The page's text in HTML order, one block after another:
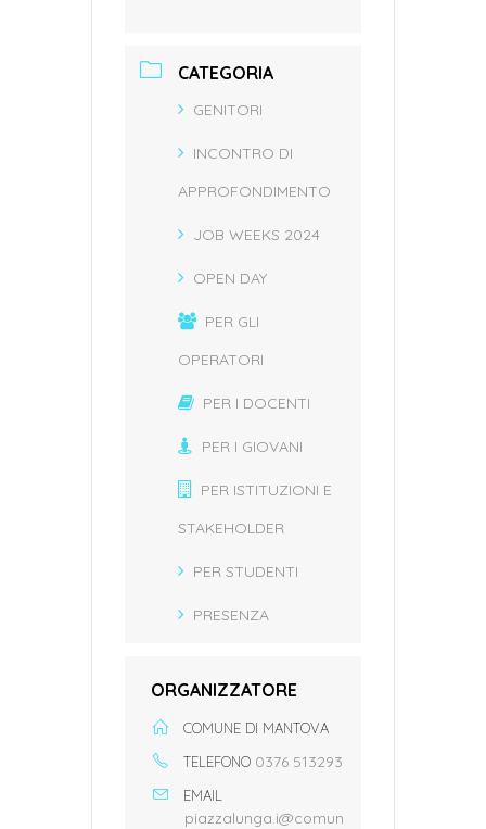
CATEGORIA
GENITORI
INCONTRO DI
APPROFONDIMENTO
JOB WEEKS 2024
OPEN DAY
PER GLI
OPERATORI
PER I DOCENTI
PER I GIOVANI
PER ISTITUZIONI E
STAKEHOLDER
PER STUDENTI
PRESENZA
ORGANIZZATORE
COMUNE DI MANTOVA
TELEFONO 0376 513293
EMAIL
piazzalunga.i@comun